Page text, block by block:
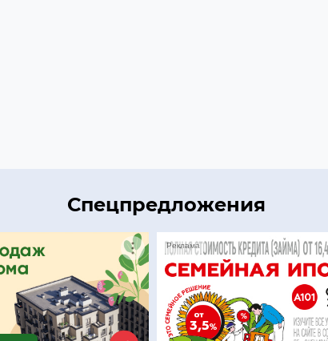
Спецпредложения
Реклама